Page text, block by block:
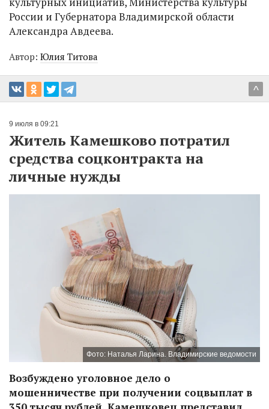
России и Губернатора Владимирской области
Александра Авдеева.
Автор: Юлия Титова
^
9 июля в 09:21
Житель Камешково потратил
средства соцконтракта на
личные нужды
Фото: Наталья Ларина. Владимирские ведомости
Возбуждено уголовное дело о
мошенничестве при получении соцвыплат в